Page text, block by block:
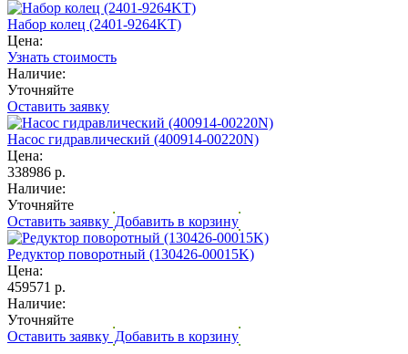
Набор колец (2401-9264KT)
Цена:
Узнать стоимость
Наличие:
Уточняйте
Оставить заявку
Насос гидравлический (400914-00220N)
Цена:
338986 р.
Наличие:
Уточняйте
Оставить заявку Добавить в корзину
Редуктор поворотный (130426-00015K)
Цена:
459571 р.
Наличие:
Уточняйте
Оставить заявку Добавить в корзину